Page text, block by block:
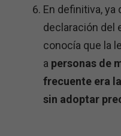
En definitiva, ya
declaración del
conocía que la
a personas de
frecuente era
sin adoptar